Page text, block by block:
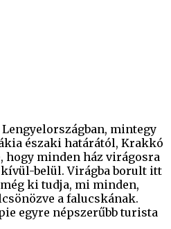
mintegy
északi határától, Krakkó
hogy minden ház virágosra
belül. Virágba borult itt
ki tudja, mi minden,
a falucskának.
egyre népszerűbb turista